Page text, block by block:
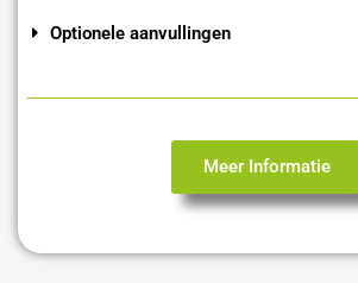
Optionele aanvullingen
Meer Informatie